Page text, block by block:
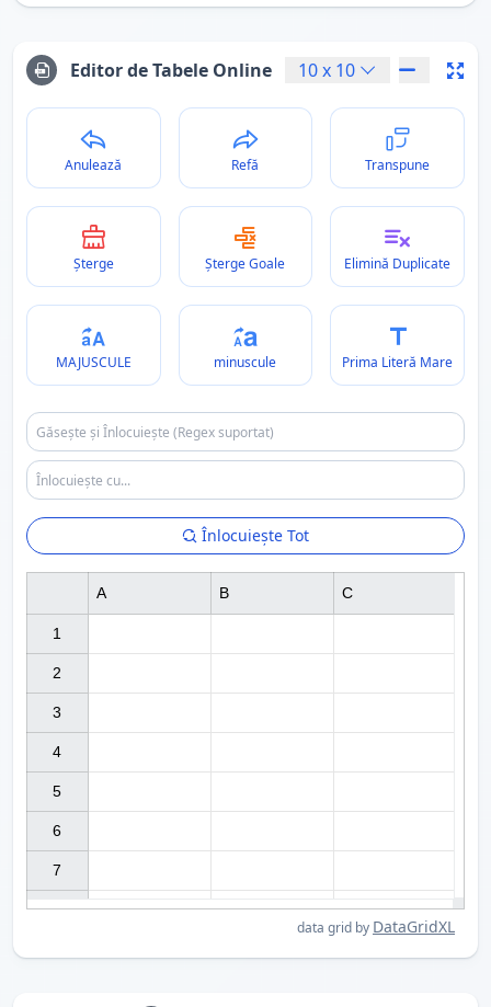
Editor de Tabele Online 10x 10
Anulează Refă Transpune
Șterge Șterge Goale Elimină Duplicate
MAJUSCULE minuscule Prima Literă Mare
Înlocuiește Tot
data grid by DataGridXL
1
2
3
4
5
6
7
A B C